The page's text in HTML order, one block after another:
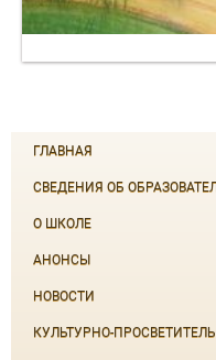
ГЛАВНАЯ
СВЕДЕНИЯ ОБ
О ШКОЛЕ
АНОНСЫ
НОВОСТИ
КУЛЬТУРНО-